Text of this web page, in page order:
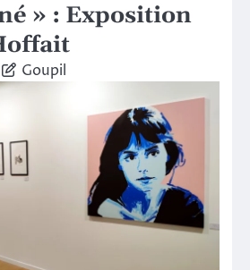
» : Exposition
Goupil